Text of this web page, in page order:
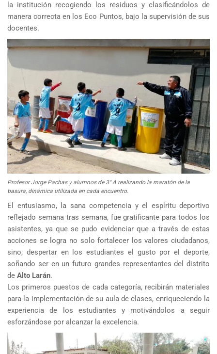
la institución recogiendo los residuos y clasificándolos de
manera correcta en los Eco Puntos, bajo la supervisión de sus
docentes.
Profesor Jorge Pachas y alumnos de 3° A realizando la maratón de la
basura, dinámica utilizada en cada encuentro.
El entusiasmo, la sana competencia y el espíritu deportivo
reflejado semana tras semana, fue gratificante para todos los
asistentes, ya que se pudo evidenciar que a través de estas
acciones se logra no solo fortalecer los valores ciudadanos,
sino, despertar en los estudiantes el gusto por el deporte,
soñando ser en un futuro grandes representantes del distrito
de Alto Larán.
Los primeros puestos de cada categoría, recibirán materiales
para la implementación de su aula de clases, enriqueciendo la
experiencia de los estudiantes y motivándolos a seguir
esforzándose por alcanzar la excelencia.